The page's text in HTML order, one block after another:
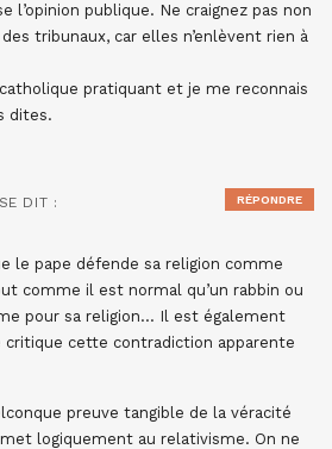
l’opinion publique. Ne craignez pas non
tribunaux, car elles n’enlèvent rien à
pratiquant et je me reconnais
dites.
DIT :
le pape défende sa religion comme
comme il est normal qu’un rabbin ou
pour sa religion… Il est également
critique cette contradiction apparente
preuve tangible de la véracité
logiquement au relativisme. On ne
RÉPONDRE